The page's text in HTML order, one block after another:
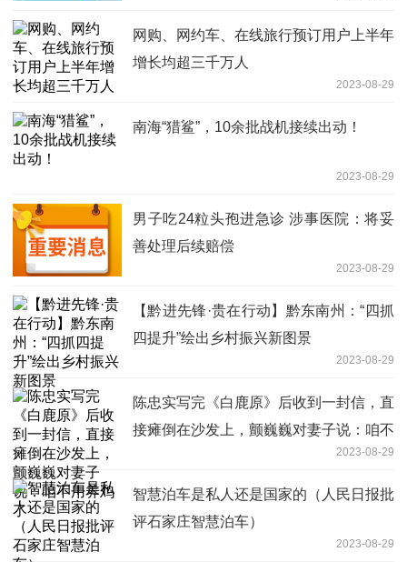
网购、网约车、在线旅行预订用户上半年
增长均超三千万人
2023-08-29
南海“猎鲨”，10余批战机接续出动！
2023-08-29
男子吃24粒头孢进急诊 涉事医院：将妥
善处理后续赔偿
2023-08-29
【黔进先锋·贵在行动】黔东南州：“四抓
四提升”绘出乡村振兴新图景
2023-08-29
陈忠实写完《白鹿原》后收到一封信，直
接瘫倒在沙发上，颤巍巍对妻子说：咱不
2023-08-29
智慧泊车是私人还是国家的（人民日报批
评石家庄智慧泊车）
2023-08-29